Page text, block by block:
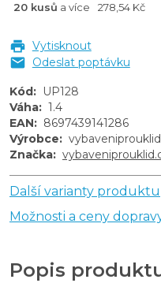
20 kusů a více 278,54 Kč
Vytisknout
Odeslat poptávku
Kód: UP128
Váha: 1.4
EAN: 8697439141286
Výrobce:
Značka:
Další varianty produktu
Možnosti a ceny
Popis